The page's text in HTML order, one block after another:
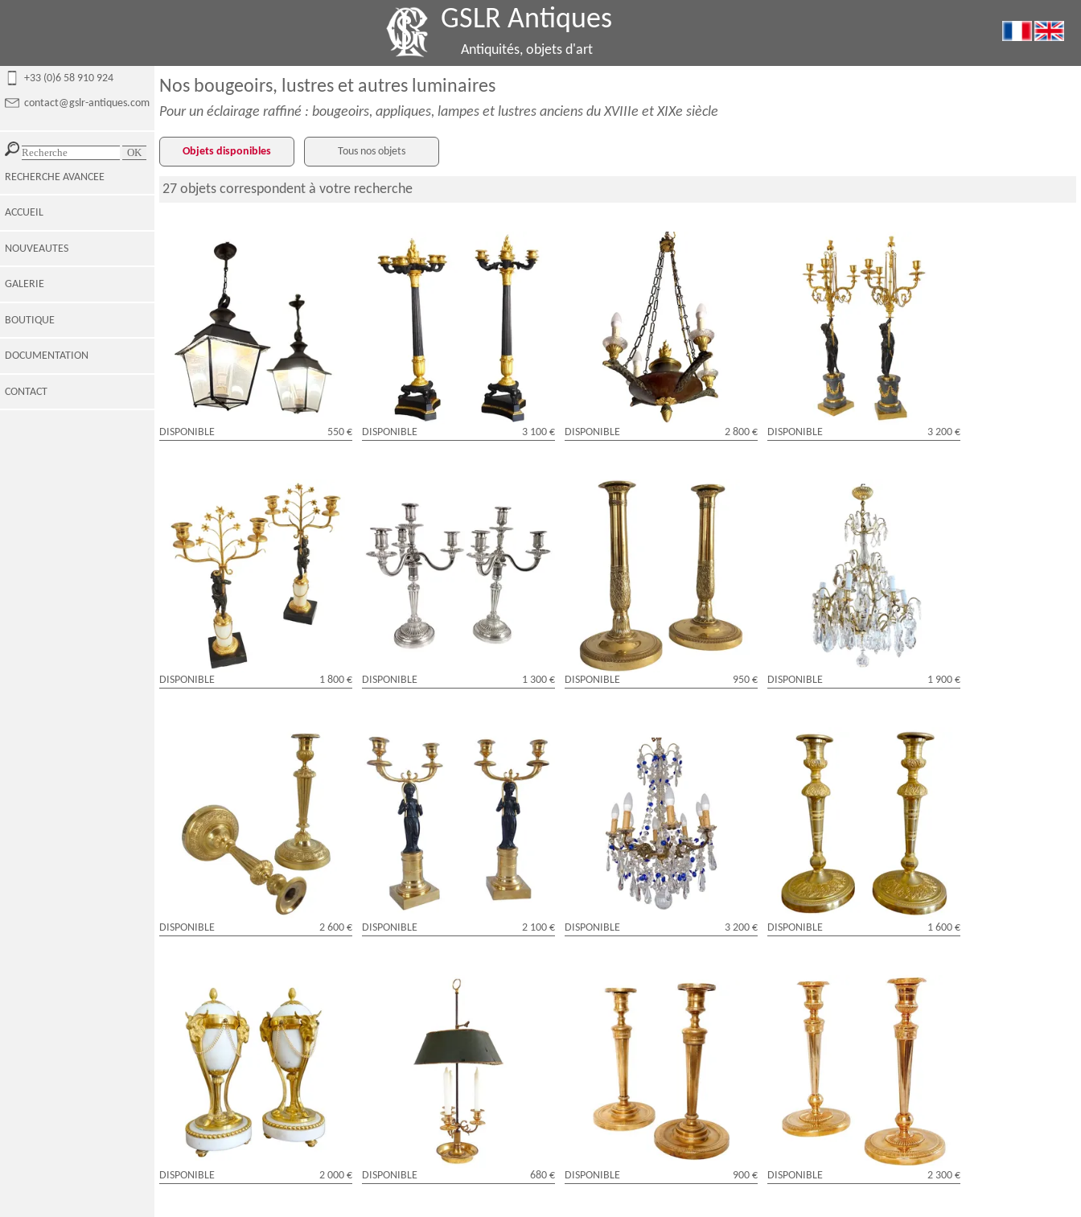
GSLR Antiques
Antiquités, objets d'art
+33 (0)6 58 910 924
contact@gslr-antiques.com
RECHERCHE AVANCEE
ACCUEIL
NOUVEAUTES
GALERIE
BOUTIQUE
DOCUMENTATION
CONTACT
Nos bougeoirs, lustres et autres luminaires
Pour un éclairage raffiné : bougeoirs, appliques, lampes et lustres anciens du XVIIIe et XIXe siècle
Objets disponibles Tous nos objets
27 objets correspondent à votre recherche
Paire de lanternes de vestibule en laiton
- style Louis XVI
DISPONIBLE 550 €
Paire de grands candélabres 6 feux en
bronze patiné & doré mercure, époque
Empire Restauration
DISPONIBLE 3 100 €
Lustre Empire aux aigles en bronze
patiné et doré au mercure, époque
début XIXe, 4 feux
DISPONIBLE 2 800 €
Paire de candélabres en marbre bleu
turquin, bronze ciselé & doré au
mercure d'époque Louis XVI
DISPONIBLE 3 200 €
Paire de candélabres en bronze doré et
marbre d'époque Empire Restauration
DISPONIBLE 1 800 €
Paire de grands candélabres de style
Louis XVI à 4 feux en bronze argenté
DISPONIBLE 1 300 €
Paire de flambeaux / bougeoirs en
canon d’époque Empire Restauration en
bronze ciselé - 27,5cm
DISPONIBLE 950 €
Lustre cage à 9 feux de style Louis XV,
pampilles en cristal taillé de Baccarat
DISPONIBLE 1 900 €
Paire de bougeoirs flambeaux Louis XVI,
bronze finement ciselé & doré au
mercure - Galle / Ravrio
DISPONIBLE 2 600 €
Paire de candélabres d'époque Consulat
en bronze patiné et doré - 35,5cm
DISPONIBLE 2 100 €
Lustre 8 feux en cristal de Baccarat blanc
et bleu cobalt - style Louis XVI
DISPONIBLE 3 200 €
Paire de flambeaux bougeoirs Empire en
bronze doré au mercure - travail Russe
ou Suédois
DISPONIBLE 1 600 €
Paire de cassolettes à bougeoirs
renversés en bronze doré et marbre,
style Louis XVI
DISPONIBLE 2 000 €
Lampe bouillotte de style Louis XVI en
bronze ciselé et doré, début XIXe siècle
DISPONIBLE 680 €
Paire de bougeoirs / flambeaux en
bronze doré d'époque Empire attribués
à Claude Galle
DISPONIBLE 900 €
Ravrio : paire de flambeaux d'époque
Empire en bronze doré modèle du
Château de Fontainebleau
DISPONIBLE 2 300 €